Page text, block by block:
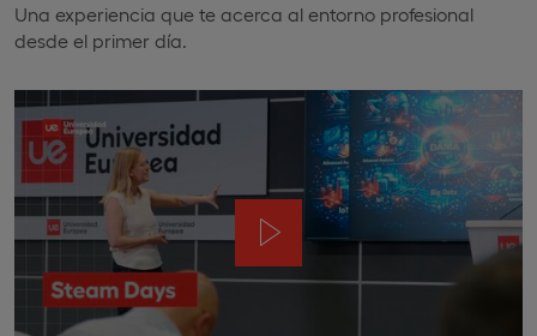
Una experiencia que te acerca al entorno profesional
desde el primer día.